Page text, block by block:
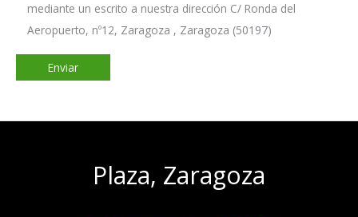
mediante un escrito a nuestra dirección C/ Ronda del
Aeropuerto, nº12, Zaragoza , Zaragoza (50197)
Plaza, Zaragoza